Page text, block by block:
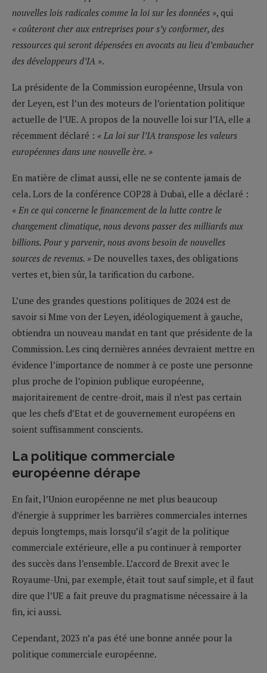
nouvelles lois radicales comme la loi sur les données », qui
« coûteront cher aux entreprises pour s’y conformer, des
ressources qui seront dépensées en avocats au lieu d’embaucher
des développeurs d’IA ».
La présidente de la Commission européenne, Ursula von
der Leyen, est l’un des moteurs de l’orientation politique
actuelle de l’UE. A propos de la nouvelle loi sur l’IA, elle a
récemment déclaré : « La loi sur l’IA transpose les valeurs
européennes dans une nouvelle ère. »
En matière de climat aussi, elle ne se contente jamais de
cela. Lors de la conférence COP28 à Dubaï, elle a déclaré :
« En ce qui concerne le financement de la lutte contre le
changement climatique, nous devons passer des milliards aux
billions. Pour y parvenir, nous avons besoin de nouvelles
sources de revenus. » De nouvelles taxes, des obligations
vertes et, bien sûr, la tarification du carbone.
L’une des grandes questions politiques de 2024 est de
savoir si Mme von der Leyen, idéologiquement à gauche,
obtiendra un nouveau mandat en tant que présidente de la
Commission. Les cinq dernières années devraient mettre en
évidence l’importance de nommer à ce poste une personne
plus proche de l’opinion publique européenne,
majoritairement de centre-droit, mais il n’est pas certain
que les chefs d’Etat et de gouvernement européens en
soient suffisamment conscients.
La politique commerciale
européenne dérape
En fait, l’Union européenne ne met plus beaucoup
d’énergie à supprimer les barrières commerciales internes
depuis longtemps, mais lorsqu’il s’agit de la politique
commerciale extérieure, elle a pu continuer à remporter
des succès dans l’ensemble. L’accord de Brexit avec le
Royaume-Uni, par exemple, était tout sauf simple, et il faut
dire que l’UE a fait preuve du pragmatisme nécessaire à la
fin, ici aussi.
Cependant, 2023 n’a pas été une bonne année pour la
politique commerciale européenne.